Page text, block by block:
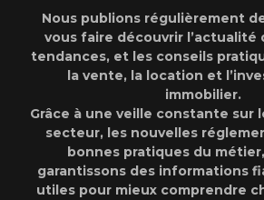
Nous publions régulièrement
vous faire découvrir l’actualité
tendances, et les conseils
la vente, la location et
immobilier.
Grâce à une veille constante sur
secteur, les nouvelles
bonnes pratiques du
garantissons des informations
utiles pour mieux comprendre